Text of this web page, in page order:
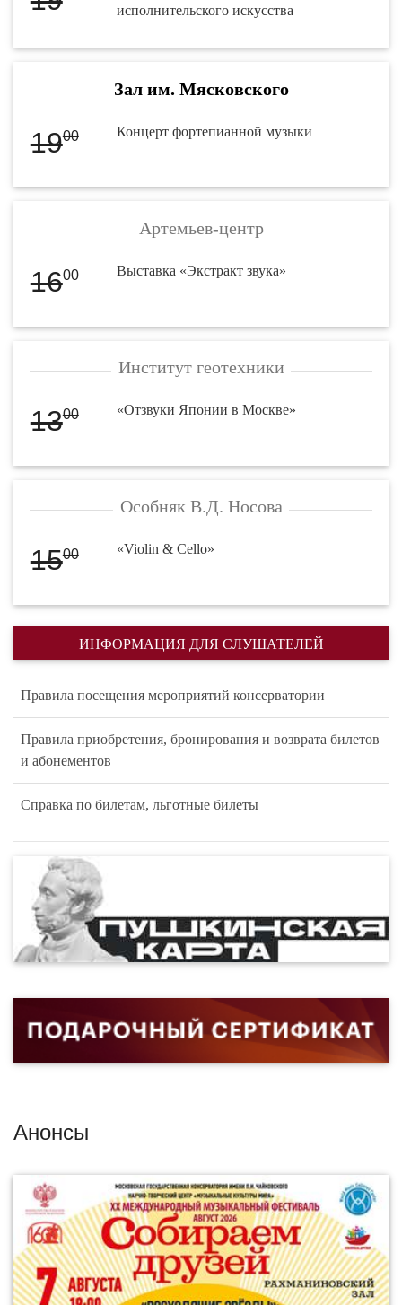
исполнительского искусства
Зал им. Мясковского
1900 Концерт фортепианной музыки
Артемьев-центр
1600 Выставка «Экстракт звука»
Институт геотехники
1300 «Отзвуки Японии в Москве»
Особняк В.Д. Носова
1500 «Violin & Cello»
ИНФОРМАЦИЯ ДЛЯ СЛУШАТЕЛЕЙ
Правила посещения мероприятий консерватории
Правила приобретения, бронирования и возврата билетов
и абонементов
Справка по билетам, льготные билеты
Анонсы